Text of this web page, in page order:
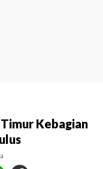
Kebagian